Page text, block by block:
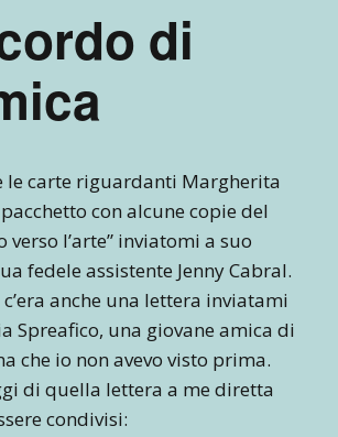
di
le carte riguardanti Margherita
con alcune copie del
verso l’arte” inviatomi a suo
fedele assistente Jenny Cabral.
anche una lettera inviatami
Spreafico, una giovane amica di
che io non avevo visto prima.
di quella lettera a me diretta
condivisi: